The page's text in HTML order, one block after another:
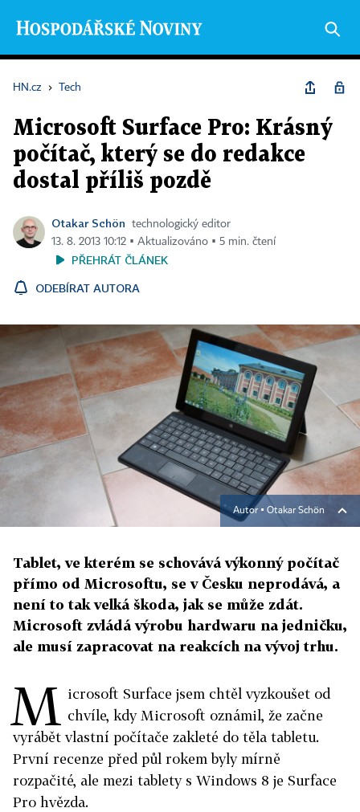
HN.cz › Tech
Microsoft Surface Pro: Krásný
počítač, který se do redakce
dostal příliš pozdě
Otakar Schön
technologický editor
13. 8. 2013 10:12 ▪ Aktualizováno ▪ 5 min. čtení
PŘEHRÁT ČLÁNEK
ODEBÍRAT AUTORA
Autor ▪ Otakar Schön
Tablet, ve kterém se schovává výkonný počítač
přímo od Microsoftu, se v Česku neprodává, a
není to tak velká škoda, jak se může zdát.
Microsoft zvládá výrobu hardwaru na jedničku,
ale musí zapracovat na reakcích na vývoj trhu.
M icrosoft Surface jsem chtěl vyzkoušet od
chvíle, kdy Microsoft oznámil, že začne
vyrábět vlastní počítače zakleté do těla tabletu.
První recenze před půl rokem byly mírně
rozpačité, ale mezi tablety s Windows 8 je Surface
Pro hvězda.